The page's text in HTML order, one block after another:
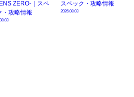
ZERO-｜スペ
・攻略情報
スペック・攻略情報
2026.08.03